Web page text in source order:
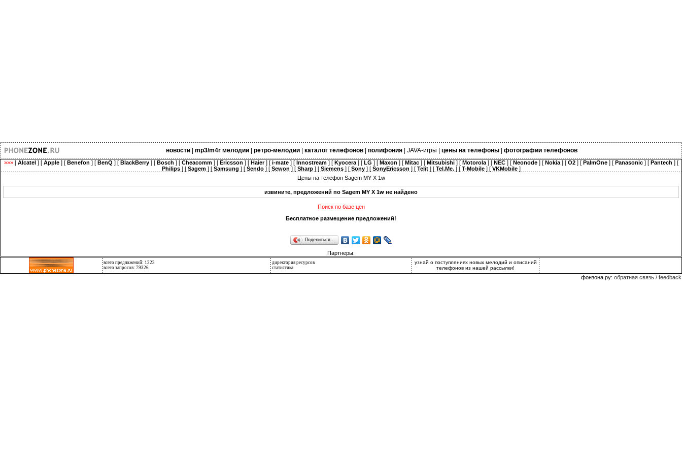
новости| mp3/m4r мелодии| ретро-мелодии| каталог телефонов| полифония| JAVA-игры цены на телефоны| фотографии телефонов
»»»[ Alcatel] [ Apple] [ Benefon ] [ BenQ ] [ BlackBerry] [ Bosch ] [ Cheacomm] [ Ericsson ] [ Haier] [ i-mate] [ Innostream] [ Kyocera] [ LG ] [ Maxon ] [ Mitac] [ Mitsubishi] [ Motorola] [ NEC] [ Neonode] [ Nokia] [ O2] [ PalmOne] [ Panasonic] [ Pantech ] [
Philips] [ Sagem] [ Samsung ] [ Sendo] [ Sewon ] [ Sharp] [ Siemens] [ Sony] [ SonyEricsson ] [ Telit] [ Tel.Me.] [ T-Mobile] [ VKMobile]
Цены на телефон Sagem MY X 1w
извините, предложений по Sagem MY X 1w не найдено
Поиск по базе цен
Бесплатное размещение предложений!
Поделиться…
Партнеры:
всего предложений: 1223
всего запросов: 79326
директория ресурсов
статистика
узнай о поступлениях новых мелодий и описаний
телефонов из нашей рассылки!
фонзона.ру: обратная связь / feedback